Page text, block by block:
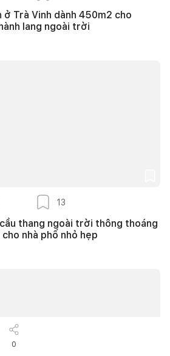
ở Trà Vinh dành 450m2 cho
lang ngoài trời
13
thang ngoài trời thông thoáng
nhà phố nhỏ hẹp
0
Kết nối thiết kế, thi công
Mua sắm hoàn thiện nhà